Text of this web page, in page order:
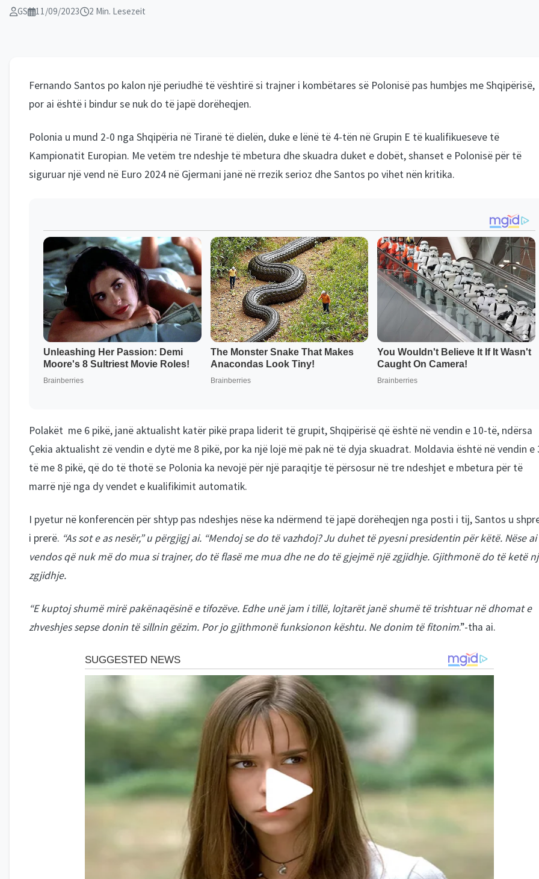
GS 11/09/2023 2 Min. Lesezeit
Fernando Santos po kalon një periudhë të vështirë si trajner i kombëtares së Polonisë pas humbjes me Shqipërisë,
por ai është i bindur se nuk do të japë dorëheqjen.
Polonia u mund 2-0 nga Shqipëria në Tiranë të dielën, duke e lënë të 4-tën në Grupin E të kualifikueseve të
Kampionatit Europian. Me vetëm tre ndeshje të mbetura dhe skuadra duket e dobët, shanset e Polonisë për të
siguruar një vend në Euro 2024 në Gjermani janë në rrezik serioz dhe Santos po vihet nën kritika.
Polakët me 6 pikë, janë aktualisht katër pikë prapa liderit të grupit, Shqipërisë që është në vendin e 10-të, ndërsa
Çekia aktualisht zë vendin e dytë me 8 pikë, por ka një lojë më pak në të dyja skuadrat. Moldavia është në vendin e
të me 8 pikë, që do të thotë se Polonia ka nevojë për një paraqitje të përsosur në tre ndeshjet e mbetura për të
marrë një nga dy vendet e kualifikimit automatik.
I pyetur në konferencën për shtyp pas ndeshjes nëse ka ndërmend të japë dorëheqjen nga posti i tij, Santos u
i prerë. “As sot e as nesër,” u përgjigj ai. “Mendoj se do të vazhdoj? Ju duhet të pyesni presidentin për këtë. Nëse ai
vendos që nuk më do mua si trajner, do të flasë me mua dhe ne do të gjejmë një zgjidhje. Gjithmonë do të ketë
zgjidhje.
“E kuptoj shumë mirë pakënaqësinë e tifozëve. Edhe unë jam i tillë, lojtarët janë shumë të trishtuar në dhomat e
zhveshjes sepse donin të sillnin gëzim. Por jo gjithmonë funksionon kështu. Ne donim të fitonim.”-tha ai.